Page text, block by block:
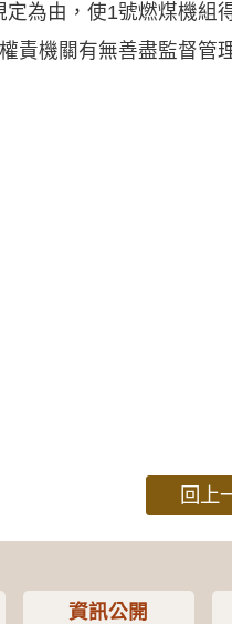
為由，使1號燃煤機組
責機關有無善盡監督管
回上
資訊公開